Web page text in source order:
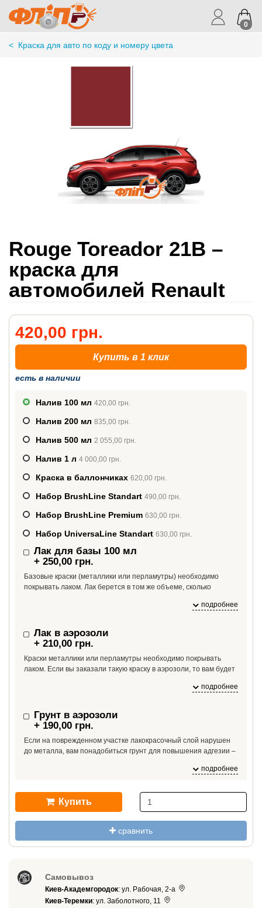
0
< Краска для авто по коду и номеру цвета
Rouge Toreador 21B –
краска для
автомобилей Renault
420,00 грн.
Купить в 1 клик
есть в наличии
Налив 100 мл 420,00 грн.
Налив 200 мл 835,00 грн.
Налив 500 мл 2 055,00 грн.
Налив 1 л 4 000,00 грн.
Краска в баллончиках 620,00 грн.
Набор BrushLine Standart 490,00 грн.
Набор BrushLine Premium 630,00 грн.
Набор UniversaLine Standart 630,00 грн.
Лак для базы 100 мл
+ 250,00 грн.
Базовые краски (металлики или перламутры) необходимо
покрывать лаком. Лак берется в том же объеме, сколько
подробнее
Лак в аэрозоли
+ 210,00 грн.
Краски металлики или перламутры необходимо покрывать
лаком. Если вы заказали такую краску в аэрозоли, то вам будет
подробнее
Грунт в аэрозоли
+ 190,00 грн.
Если на поврежденном участке лакокрасочный слой нарушен
до металла, вам понадобиться грунт для повышения адгезии –
подробнее
Купить
сравнить
Самовывоз
Киев-Академгородок: ул. Рабочая, 2-а
Киев-Теремки: ул. Заболотного, 11